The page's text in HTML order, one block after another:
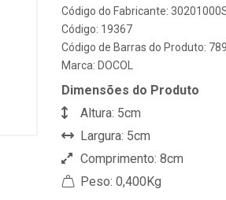
Código do Fabricante:
Código: 19367
Código de Barras do Produto:
Marca: DOCOL
Dimensões do Produto
Altura: 5cm
Largura: 5cm
Comprimento: 8cm
Peso: 0,400Kg